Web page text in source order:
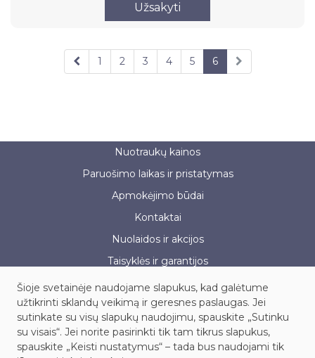
Užsakyti
1 2 3 4 5 6
Nuotraukų kainos
Paruošimo laikas ir pristatymas
Apmokėjimo būdai
Kontaktai
Nuolaidos ir akcijos
Taisyklės ir garantijos
UAB „Fotoservisas“, į.k. 121886091
Kauno g. 45, LT-03203, Vilnius
Tel.: +370 614 99604, el. paštas: info@fotoservisas.lt
Šioje svetainėje naudojame slapukus, kad galėtume
užtikrinti sklandų veikimą ir geresnes paslaugas. Jei
sutinkate su visų slapukų naudojimu, spauskite „Sutinku
su visais“. Jei norite pasirinkti tik tam tikrus slapukus,
spauskite „Keisti nustatymus“ – tada bus naudojami tik